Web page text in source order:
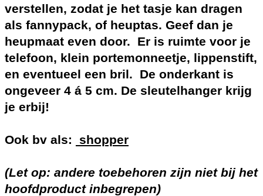
verstellen, zodat je het tasje kan dragen
als fannypack, of heuptas. Geef dan je
heupmaat even door. Er is ruimte voor je
telefoon, klein portemonneetje, lippenstift,
en eventueel een bril. De onderkant is
ongeveer 4 á 5 cm. De sleutelhanger krijg
je erbij!
Ook bv als: shopper
(Let op: andere toebehoren zijn niet bij het
hoofdproduct inbegrepen)